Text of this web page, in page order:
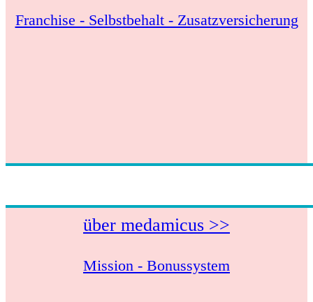
Franchise - Selbstbehalt - Zusatzversicherung
über medamicus >>
Mission - Bonussystem